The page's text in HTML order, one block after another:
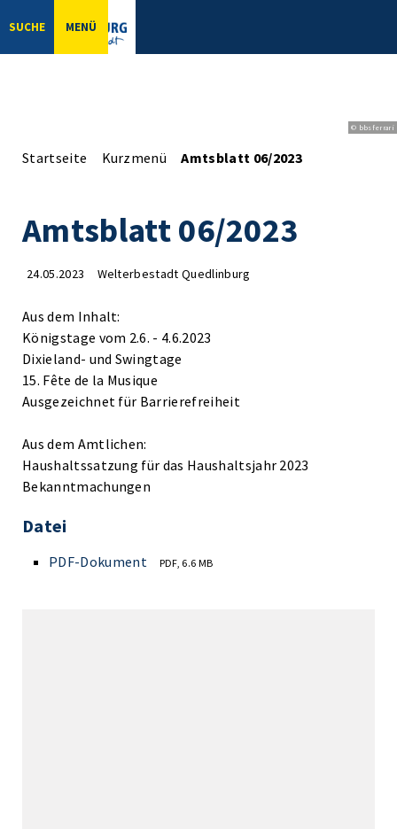
SUCHE MENÜ
© bbsferrari
Startseite Kurzmenü Amtsblatt 06/2023
Amtsblatt 06/2023
24.05.2023 Welterbestadt Quedlinburg
Aus dem Inhalt:
Königstage vom 2.6. - 4.6.2023
Dixieland- und Swingtage
15. Fête de la Musique
Ausgezeichnet für Barrierefreiheit
Aus dem Amtlichen:
Haushaltssatzung für das Haushaltsjahr 2023
Bekanntmachungen
Datei
PDF-Dokument PDF, 6.6 MB